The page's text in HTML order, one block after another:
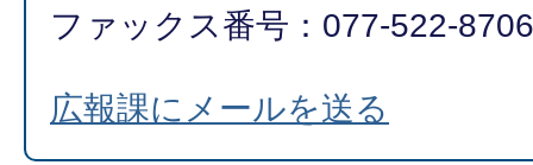
ファックス番号：077-522-8706
広報課にメールを送る